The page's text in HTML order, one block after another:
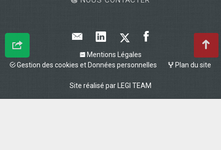
Mentions Légales
Gestion des cookies et Données personnelles
Plan du site
Site réalisé par LEGI TEAM